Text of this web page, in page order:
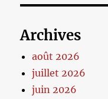
Archives
août 2026
juillet 2026
juin 2026